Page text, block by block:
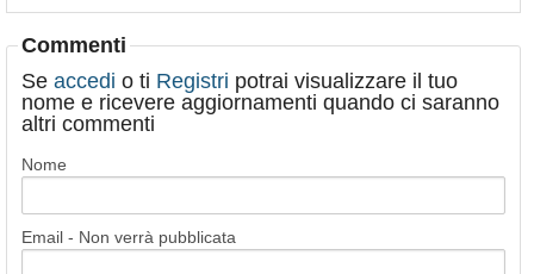
Commenti
Se accedi o ti Registri potrai visualizzare il tuo
nome e ricevere aggiornamenti quando ci saranno
altri commenti
Nome
Email - Non verrà pubblicata